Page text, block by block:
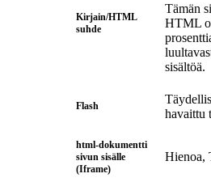
Kirjain/HTML
suhde
Tämän
HTML
sisältöä.
Flash
havaittu
html-dokumentti
sivun sisälle
(Iframe)
Hienoa,